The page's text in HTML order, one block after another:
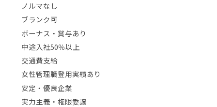
ノルマなし
ブランク可
ボーナス・賞与あり
中途入社50％以上
交通費支給
女性管理職登用実績あり
安定・優良企業
実力主義・権限委譲